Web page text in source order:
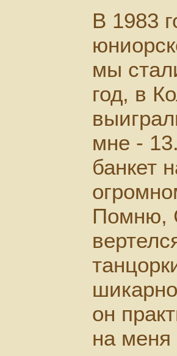
В 1983
мы
год, в
мне -
банкет
Помню,
он
на